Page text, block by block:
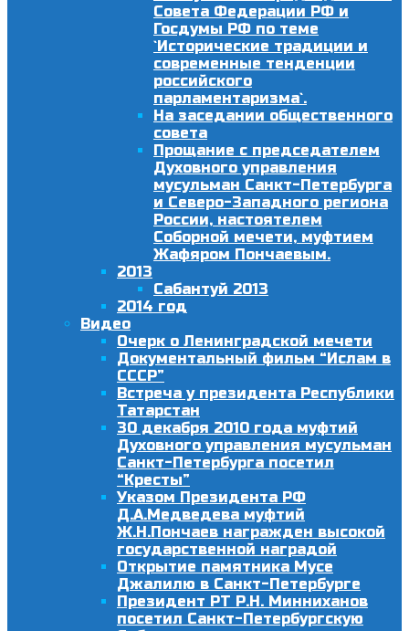
Совета Федерации РФ и
Госдумы РФ по теме
`Исторические традиции и
современные тенденции
российского
парламентаризма`.
На заседании общественного
совета
Прощание с председателем
Духовного управления
мусульман Санкт-Петербурга
и Северо-Западного региона
России, настоятелем
Соборной мечети, муфтием
Жафяром Пончаевым.
2013
Сабантуй 2013
2014 год
Видео
Очерк о Ленинградской мечети
Документальный фильм “Ислам в
СССР”
Встреча у президента Республики
Татарстан
30 декабря 2010 года муфтий
Духовного управления мусульман
Санкт-Петербурга посетил
“Кресты”
Указом Президента РФ
Д.А.Медведева муфтий
Ж.Н.Пончаев награжден высокой
государственной наградой
Открытие памятника Мусе
Джалилю в Санкт-Петербурге
Президент РТ Р.Н. Минниханов
посетил Санкт-Петербургскую